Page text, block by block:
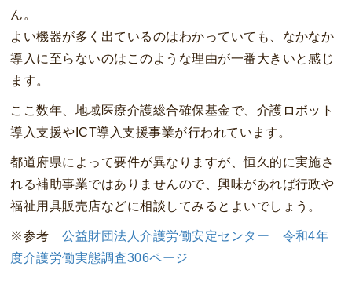
ん。
よい機器が多く出ているのはわかっていても、なかなか
導入に至らないのはこのような理由が一番大きいと感じ
ます。
ここ数年、地域医療介護総合確保基金で、介護ロボット
導入支援やICT導入支援事業が行われています。
都道府県によって要件が異なりますが、恒久的に実施さ
れる補助事業ではありませんので、興味があれば行政や
福祉用具販売店などに相談してみるとよいでしょう。
※参考公益財団法人介護労働安定センター 令和4年
度介護労働実態調査306ページ